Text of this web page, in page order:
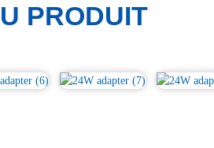
PRODUIT